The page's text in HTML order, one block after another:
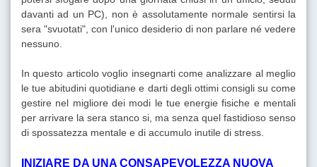
davanti ad un PC), non è assolutamente normale sentirsi la
sera "svuotati", con l'unico desiderio di non parlare né vedere
nessuno.
In questo articolo voglio insegnarti come analizzare al meglio
le tue abitudini quotidiane e darti degli ottimi consigli su come
gestire nel migliore dei modi le tue energie fisiche e mentali
per arrivare la sera stanco si, ma senza quel fastidioso senso
di spossatezza mentale e di accumulo inutile di stress.
INIZIARE DA UNA CONSAPEVOLEZZA NUOVA